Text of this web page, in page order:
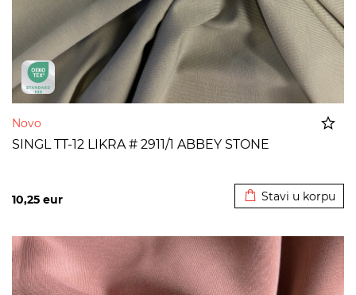
Novo
SINGL TT-12 LIKRA # 2911/1 ABBEY STONE
10,25 eur Stavi u korpu